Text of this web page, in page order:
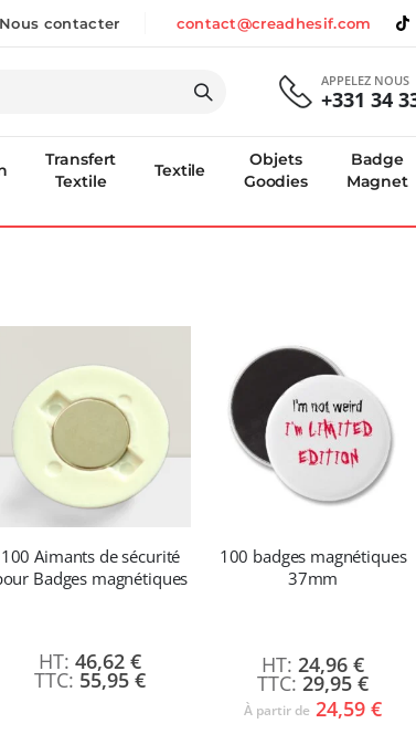
Nous contacter contact@creadhesif.com
APPELEZ NOUS
+331 34
Transfert
Textile
Textile
Objets
Goodies
Badge
Magnet
100 Aimants de sécurité
Badges magnétiques
55,95 €
46,62 €
100 badges magnétiques
37mm
29,95 €
24,96 €
À partir de 24,59 €
5,40 €
Planche de Transfert DTF UV - Format A3 - 27 x 42 cm
6,50 €